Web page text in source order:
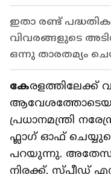
ഇതാ രണ്ട്
വിവരങ്ങളുടെ
ഒന്നു താരതമ്യം
കേരളത്തിലേക്ക്
ആവേശത്തോടെയാണ്
പ്രധാനമന്ത്രി
ഫ്ലാ​ഗ് ഓഫ്
പറയുന്നു.
നിരക്ക്, സ്പീഡ്